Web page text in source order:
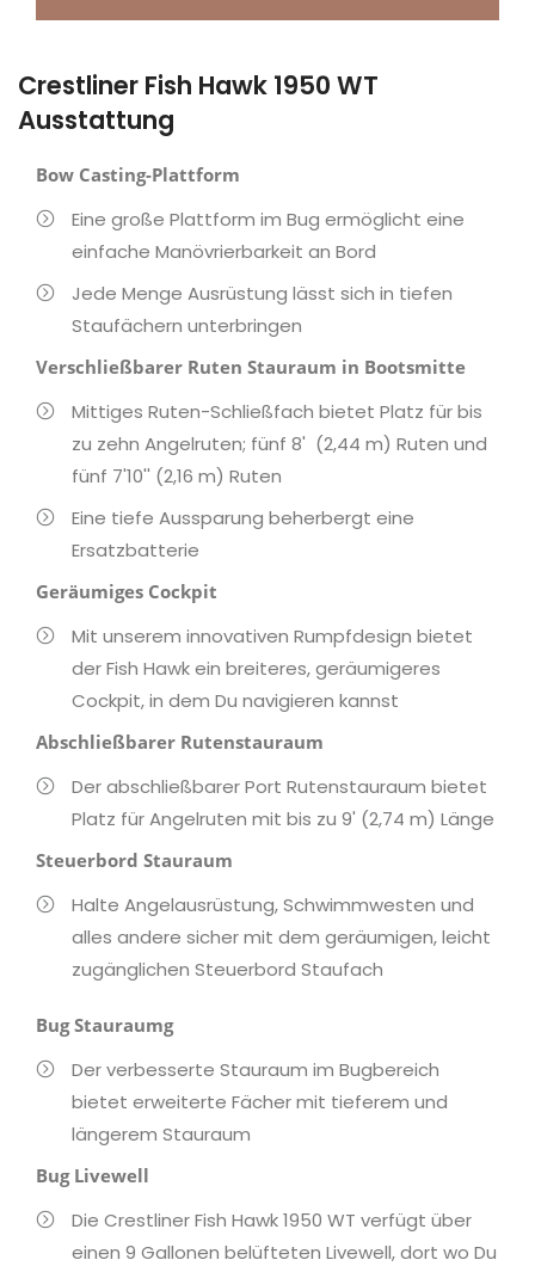
Crestliner Fish Hawk 1950 WT
Ausstattung
Bow Casting-Plattform
Eine große Plattform im Bug ermöglicht eine
einfache Manövrierbarkeit an Bord
Jede Menge Ausrüstung lässt sich in tiefen
Staufächern unterbringen
Verschließbarer Ruten Stauraum in Bootsmitte
Mittiges Ruten-Schließfach bietet Platz für bis
zu zehn Angelruten; fünf 8' (2,44 m) Ruten und
fünf 7'10'' (2,16 m) Ruten
Eine tiefe Aussparung beherbergt eine
Ersatzbatterie
Geräumiges Cockpit
Mit unserem innovativen Rumpfdesign bietet
der Fish Hawk ein breiteres, geräumigeres
Cockpit, in dem Du navigieren kannst
Abschließbarer Rutenstauraum
Der abschließbarer Port Rutenstauraum bietet
Platz für Angelruten mit bis zu 9' (2,74 m) Länge
Steuerbord Stauraum
Halte Angelausrüstung, Schwimmwesten und
alles andere sicher mit dem geräumigen, leicht
zugänglichen Steuerbord Staufach
Bug Stauraumg
Der verbesserte Stauraum im Bugbereich
bietet erweiterte Fächer mit tieferem und
längerem Stauraum
Bug Livewell
Die Crestliner Fish Hawk 1950 WT verfügt über
einen 9 Gallonen belüfteten Livewell, dort wo Du